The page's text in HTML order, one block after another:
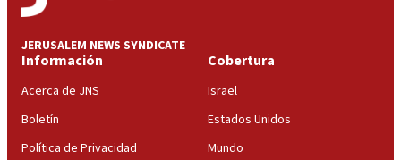
JERUSALEM NEWS SYNDICATE
Información
Acerca de JNS
Boletín
Política de Privacidad
Cobertura
Israel
Estados Unidos
Mundo